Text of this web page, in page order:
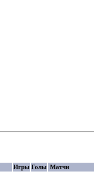
Игры Голы Матчи